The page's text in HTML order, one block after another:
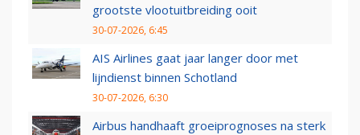
grootste vlootuitbreiding ooit
30-07-2026, 6:45
AIS Airlines gaat jaar langer door met
lijndienst binnen Schotland
30-07-2026, 6:30
Airbus handhaaft groeiprognoses na sterk